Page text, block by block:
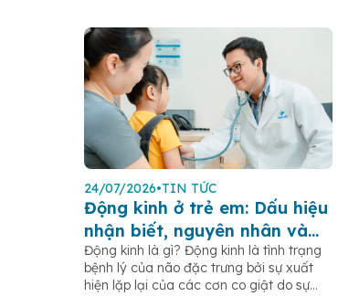
24/07/2026•TIN TỨC
Động kinh ở trẻ em: Dấu hiệu
nhận biết, nguyên nhân và
cách xử trí
Động kinh là gì? Động kinh là tình trạng
bệnh lý của não đặc trưng bởi sự xuất
hiện lặp lại của các cơn co giật do sự